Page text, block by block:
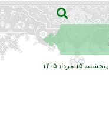
پنجشنبه ۱۵ مرداد ۱۴۰۵